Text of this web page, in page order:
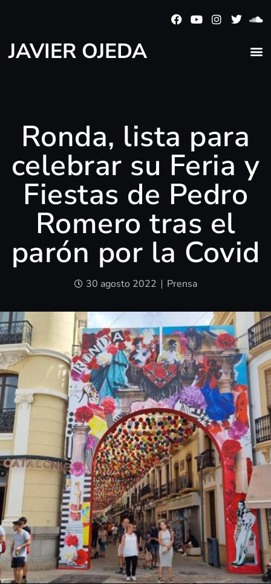
JAVIER OJEDA
Ronda, lista para
celebrar su Feria y
Fiestas de Pedro
Romero tras el
parón por la Covid
30 agosto 2022 Prensa